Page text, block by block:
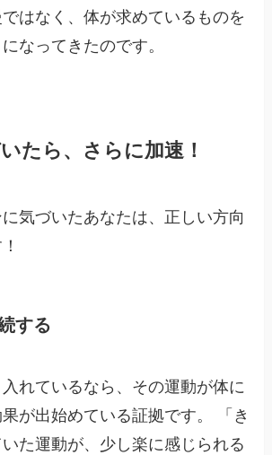
はなく、体が求めているものを
なってきたのです。
たら、さらに加速！
気づいたあなたは、正しい方向
する
れているなら、その運動が体に
が出始めている証拠です。 「き
た運動が、少し楽に感じられる